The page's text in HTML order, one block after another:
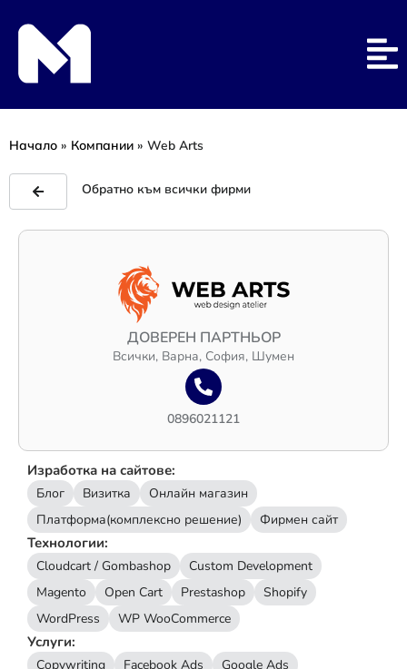
Начало » Компании » Web Arts
Обратно към всички фирми
ДОВЕРЕН ПАРТНЬОР
Всички, Варна, София, Шумен
0896021121
Изработка на сайтове:
Блог Визитка
Онлайн магазин
Платформа(комплексно решение)
Фирмен сайт
Технологии:
Cloudcart / Gombashop
Custom Development
Magento
Open Cart Prestashop
Shopify
WordPress
WP WooCommerce
Услуги:
Copywriting Facebook Ads
Google Ads